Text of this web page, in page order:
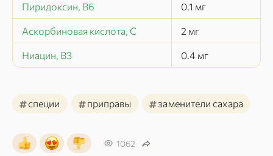
Пиридоксин, В6 0.1 мг
Аскорбиновая кислота, С 2 мг
Ниацин, В3 0.4 мг
#специи #приправы #заменители сахара
1062